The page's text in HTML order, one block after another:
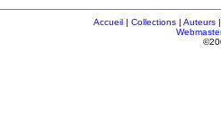
Accueil | Collections | Auteurs